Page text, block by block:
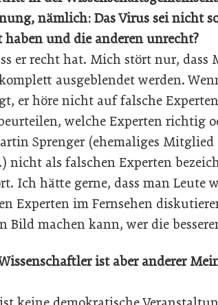
nämlich: Das Virus sei nicht
haben und die anderen unrecht?
er recht hat. Mich stört nur, dass
ausgeblendet werden.
er höre nicht auf falsche
welche Experten richtig
Sprenger (ehemaliges Mitglied
nicht als falschen Experten
Ich hätte gerne, dass man Leute
Experten im Fernsehen
Bild machen kann, wer die
ist aber anderer